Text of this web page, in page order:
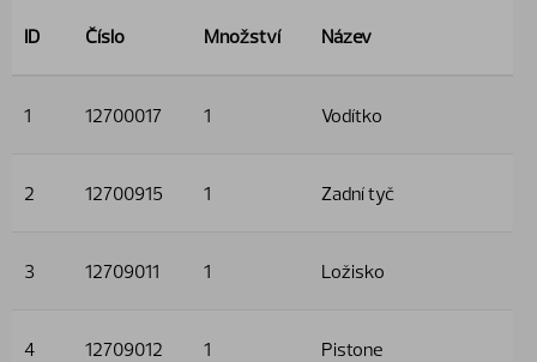
ID Číslo Množství Název
1 12700017 1 Vodítko
2 12700915 1 Zadní tyč
3 12709011 1 Ložisko
4 12709012 1 Pistone